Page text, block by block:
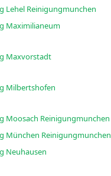
Erfahrene Küchenreinigung Lehel Reinigungmunchen
Maximilianeum
Maxvorstadt
Milbertshofen
Erfahrene Küchenreinigung Moosach Reinigungmunchen
Erfahrene Küchenreinigung München Reinigungmunchen
Neuhausen